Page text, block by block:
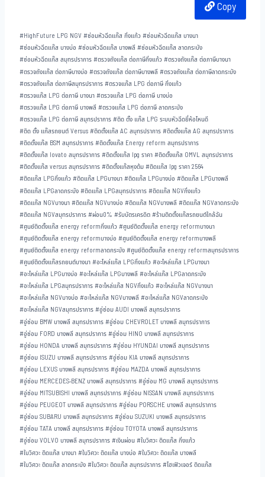
tCopy
#HighFuture LPG NGV#ซ่อมหัวฉีดแก๊ส กิ่งแก้ว#ซ่อมหัวฉีดแก๊ส บางนา
#ซ่อมหัวฉีดแก๊ส บางบ่อ #ซ่อมหัวฉีดแก๊ส บางพลี #ซ่อมหัวฉีดแก๊ส ลาดกระบัง
#ซ่อมหัวฉีดแก๊ส สมุทรปราการ#ตรวจถังแก๊ส ต่อภาษีกิ่งแก้ว#ตรวจถังแก๊ส ต่อภาษีบางนา
#ตรวจถังแก๊ส ต่อภาษีบางบ่อ #ตรวจถังแก๊ส ต่อภาษีบางพลี #ตรวจถังแก๊ส ต่อภาษีลาดกระบัง
#ตรวจถังแก๊ส ต่อภาษีสมุทรปราการ#ตรวจแก๊ส LPG ต่อภาษี กิ่งแก้ว
#ตรวจแก๊ส LPG ต่อภาษี บางนา#ตรวจแก๊ส LPG ต่อภาษี บางบ่อ
#ตรวจแก๊ส LPG ต่อภาษี บางพลี #ตรวจแก๊ส LPG ต่อภาษี ลาดกระบัง
#ตรวจแก๊ส LPG ต่อภาษี สมุทรปราการ#ติด ตั้ง แก๊ส LPG ระบบหัวฉีดยี่ห้อไหนดี
#ติด ตั้ง แก๊สรถยนต์ Versus#ติดตั้งแก๊ส AC สมุทรปราการ#ติดตั้งแก๊ส AG สมุทรปราการ
#ติดตั้งแก๊ส BSM สมุทรปราการ#ติดตั้งแก๊ส Energy reform สมุทรปราการ
#ติดตั้งแก๊ส lovato สมุทรปราการ#ติดตั้งแก๊ส lpg ราคา#ติดตั้งแก๊ส OMVL สมุทรปราการ
#ติดตั้งแก๊ส versus สมุทรปราการ#ติดตั้งแก๊สหุงต้ม#ติดแก๊ส lpg ราคา 2564
#ติดแก๊ส LPGกิ่งแก้ว#ติดแก๊ส LPGบางนา#ติดแก๊ส LPGบางบ่อ #ติดแก๊ส LPGบางพลี
#ติดแก๊ส LPGลาดกระบัง#ติดแก๊ส LPGสมุทรปราการ#ติดแก๊ส NGVกิ่งแก้ว
#ติดแก๊ส NGVบางนา#ติดแก๊ส NGVบางบ่อ #ติดแก๊ส NGVบางพลี #ติดแก๊ส NGVลาดกระบัง
#ติดแก๊ส NGVสมุทรปราการ#ผ่อน0% #รับบัตรเครดิต#ร้านติดตั้งแก๊สรถยนต์ใกล้ฉัน
#ศูนย์ติดตั้งแก๊ส energy reformกิ่งแก้ว#ศูนย์ติดตั้งแก๊ส energy reformบางนา
#ศูนย์ติดตั้งแก๊ส energy reformบางบ่อ #ศูนย์ติดตั้งแก๊ส energy reformบางพลี
#ศูนย์ติดตั้งแก๊ส energy reformลาดกระบัง#ศูนย์ติดตั้งแก๊ส energy reformสมุทรปราการ
#ศูนย์ติดตั้งแก๊สรถยนต์บางนา#อะไหล่แก๊ส LPGกิ่งแก้ว#อะไหล่แก๊ส LPGบางนา
#อะไหล่แก๊ส LPGบางบ่อ #อะไหล่แก๊ส LPGบางพลี #อะไหล่แก๊ส LPGลาดกระบัง
#อะไหล่แก๊ส LPGสมุทรปราการ#อะไหล่แก๊ส NGVกิ่งแก้ว#อะไหล่แก๊ส NGVบางนา
#อะไหล่แก๊ส NGVบางบ่อ #อะไหล่แก๊ส NGVบางพลี #อะไหล่แก๊ส NGVลาดกระบัง
#อะไหล่แก๊ส NGVสมุทรปราการ#อู่ซ่อม AUDI บางพลี สมุทรปราการ
#อู่ซ่อม BMW บางพลี สมุทรปราการ#อู่ซ่อม CHEVROLET บางพลี สมุทรปราการ
#อู่ซ่อม FORD บางพลี สมุทรปราการ#อู่ซ่อม HINO บางพลี สมุทรปราการ
#อู่ซ่อม HONDA บางพลี สมุทรปราการ#อู่ซ่อม HYUNDAI บางพลี สมุทรปราการ
#อู่ซ่อม ISUZU บางพลี สมุทรปราการ#อู่ซ่อม KIA บางพลี สมุทรปราการ
#อู่ซ่อม LEXUS บางพลี สมุทรปราการ#อู่ซ่อม MAZDA บางพลี สมุทรปราการ
#อู่ซ่อม MERCEDES-BENZ บางพลี สมุทรปราการ#อู่ซ่อม MG บางพลี สมุทรปราการ
#อู่ซ่อม MITSUBISHI บางพลี สมุทรปราการ#อู่ซ่อม NISSAN บางพลี สมุทรปราการ
#อู่ซ่อม PEUGEOT บางพลี สมุทรปราการ#อู่ซ่อม PORSCHE บางพลี สมุทรปราการ
#อู่ซ่อม SUBARU บางพลี สมุทรปราการ#อู่ซ่อม SUZUKI บางพลี สมุทรปราการ
#อู่ซ่อม TATA บางพลี สมุทรปราการ#อู่ซ่อม TOYOTA บางพลี สมุทรปราการ
#อู่ซ่อม VOLVO บางพลี สมุทรปราการ#เงินผ่อน#ใบวิศวะ ติดแก๊ส กิ่งแก้ว
#ใบวิศวะ ติดแก๊ส บางนา#ใบวิศวะ ติดแก๊ส บางบ่อ #ใบวิศวะ ติดแก๊ส บางพลี
#ใบวิศวะ ติดแก๊ส ลาดกระบัง#ใบวิศวะ ติดแก๊ส สมุทรปราการ#ไฮเฟิวเจอร์ ติดแก๊ส